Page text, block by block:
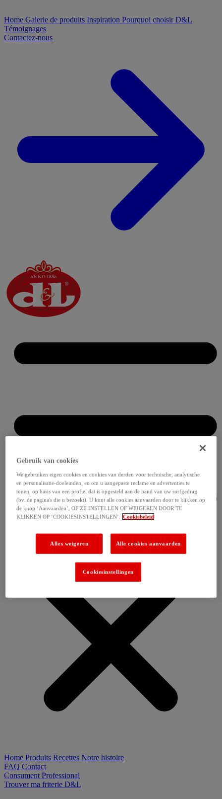
Home Galerie de produits Inspiration Pourquoi choisir D&L
Témoignages
Contactez-nous
Home Produits Recettes Notre histoire
FAQ Contact
Consument Professional
Trouver ma friterie D&L
Gebruik van cookies
We gebruiken eigen cookies en cookies van derden voor technische, analytische
en personalisatie-doeleinden, en om u aangepaste reclame en advertenties te
tonen, op basis van een profiel dat is opgesteld aan de hand van uw surfgedrag
(bv. de pagina's die u bezoekt). U kunt alle cookies aanvaarden door te klikken op
de knop ‘Aanvaarden’, OF ZE INSTELLEN OF WEIGEREN DOOR TE
KLIKKEN OP ‘COOKIESINSTELLINGEN’. Cookiebeleid
Alles weigeren Alle cookies aanvaarden
Cookiesinstellingen